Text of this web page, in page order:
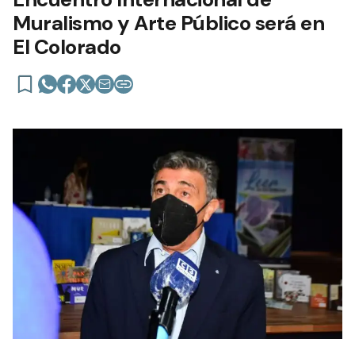
Muralismo y Arte Público será en
El Colorado